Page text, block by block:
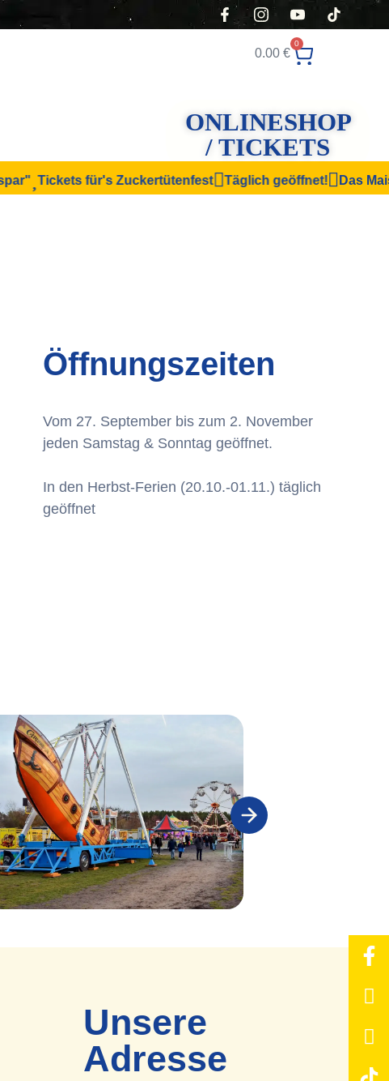
0.00€
0
ONLINESHOP
/ TICKETS
Tickets für's Zuckertütenfest Täglich geöffnet! Das
Öffnungszeiten
Vom 27. September bis zum 2. November
jeden Samstag & Sonntag geöffnet.
In den Herbst-Ferien (20.10.-01.11.) täglich
geöffnet
Unsere
Adresse